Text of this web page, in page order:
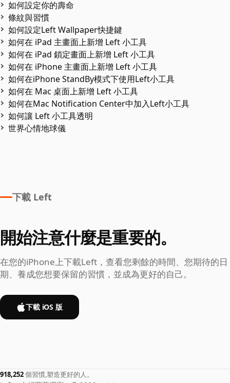
如何設定你的壽命
條紋與習慣
如何設定Left Wallpaper快捷鍵
如何在 iPad 主畫面上新增 Left 小工具
如何在 iPad 鎖定畫面上新增 Left 小工具
如何在 iPhone 主畫面上新增 Left 小工具
如何在iPhone StandBy模式下使用Left小工具
如何在 Mac 桌面上新增 Left 小工具
如何在Mac Notification Center中加入Left小工具
如何讓 Left 小工具透明
世界心情地球儀
下載 Left
開始注意什麼是重要的。
在您的iPhone上下載Left，查看您剩餘的時間、您期待的日
期、養成您想要保留的習慣，並成為更好的自己。
下載 iOS 版
918,252個習慣,塑造更好的人。